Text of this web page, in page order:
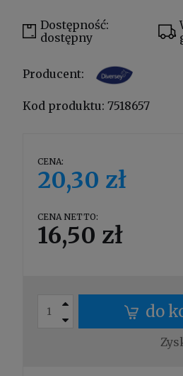
Dostępność:
dostępny
Producent:
Kod produktu: 7518657
CENA:
20,30 zł
CENA NETTO:
16,50 zł
do